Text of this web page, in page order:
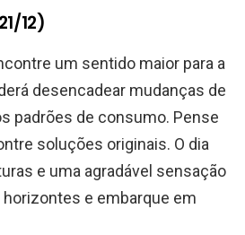
12)
um sentido maior para a
desencadear mudanças de
padrões de consumo. Pense
soluções originais. O dia
e uma agradável sensação
horizontes e embarque em